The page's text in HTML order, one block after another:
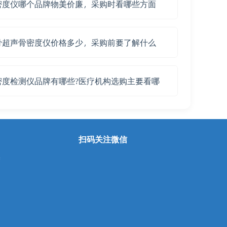
仪哪个品牌物美价廉，采购时看哪些方面
声骨密度仪价格多少，采购前要了解什么
检测仪品牌有哪些?医疗机构选购主要看哪
扫码关注微信